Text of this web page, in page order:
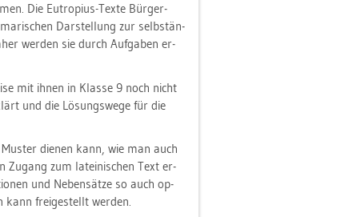
Die Eu­tro­pi­us-Texte Bür­ger­
Dar­stel­lung zur selb­stän­
wer­den sie durch Auf­ga­ben er­
mit ihnen in Klas­se 9 noch nicht
und die Lö­sungs­we­ge für die
die­nen kann, wie man auch
Zu­gang zum la­tei­ni­schen Text er­
und Ne­ben­sät­ze so auch op­
kann frei­ge­stellt wer­den.